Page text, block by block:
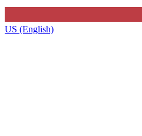
US (English)